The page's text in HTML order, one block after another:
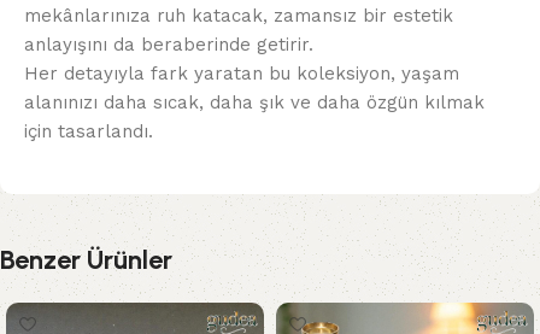
mekânlarınıza ruh katacak, zamansız bir estetik
anlayışını da beraberinde getirir.
Her detayıyla fark yaratan bu koleksiyon, yaşam
alanınızı daha sıcak, daha şık ve daha özgün kılmak
için tasarlandı.
Benzer Ürünler